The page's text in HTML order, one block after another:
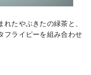
れたやぶきたの緑茶と、
フライピーを組み合わせ